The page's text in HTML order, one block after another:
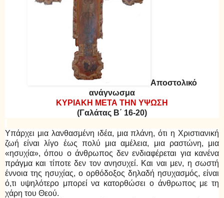
Αποστολικό
ανάγνωσμα
ΚΥΡΙΑΚΗ ΜΕΤΑ ΤΗΝ ΥΨΩΣΗ
(Γαλάτας Β΄ 16-20)
Υπάρχει μια λανθασμένη ιδέα, μια πλάνη, ότι η Χριστιανική
ζωή είναι λίγο έως πολύ μια αμέλεια, μια ραστώνη, μια
«ησυχία», όπου ο άνθρωπος δεν ενδιαφέρεται για κανένα
πράγμα και τίποτε δεν τον ανησυχεί. Και ναι μεν, η σωστή
έννοια της ησυχίας, ο ορθόδοξος δηλαδή ησυχασμός, είναι
ό,τι υψηλότερο μπορεί να κατορθώσει ο άνθρωπος με τη
χάρη του Θεού.